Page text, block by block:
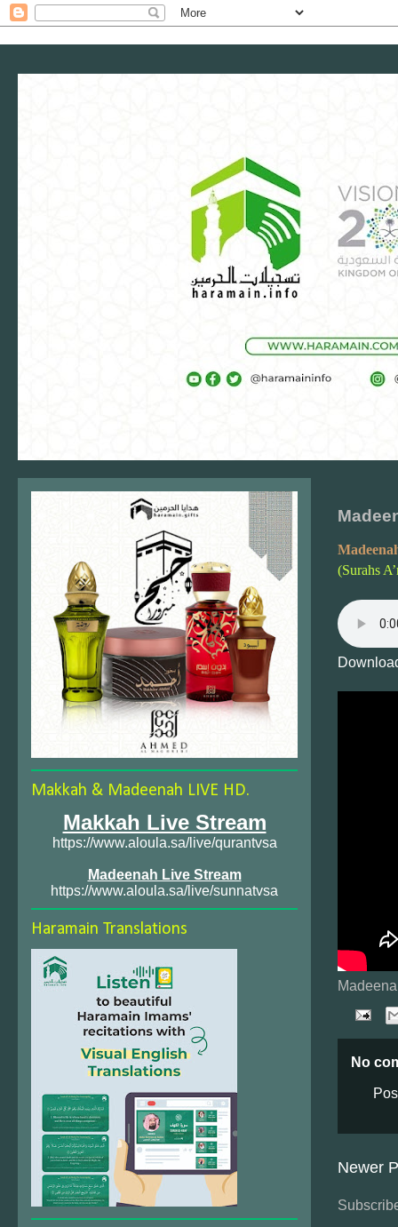
(Surahs
No
Newer
Makkah & Madeenah LIVE HD.
Makkah Live Stream
https://www.aloula.sa/live/qurantvsa
Madeenah Live Stream
https://www.aloula.sa/live/sunnatvsa
Haramain Translations